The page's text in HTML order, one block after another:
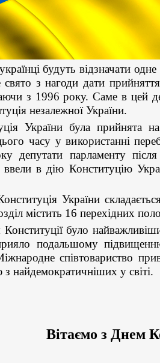
будуть відзначати
з нагоди дати
з 1996 року. Саме в цей
незалежної України.
була прийнята на
часу у використанні
депутати парламенту після
ввели в дію Конституцію
України складається
містить 16 перехідних
було
подальшому
співтовариство
з найдемократичніших у світі.
Вітаємо з Днем